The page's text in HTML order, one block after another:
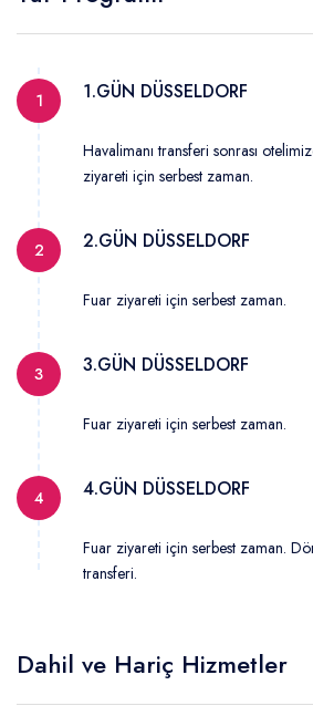
Mavi Yolculuk
1 1.GÜN DÜSSELDORF
Havalimanı transferi sonrası
ziyareti için serbest zaman.
2 2.GÜN DÜSSELDORF
Fuar ziyareti için serbest zaman.
3 3.GÜN DÜSSELDORF
Fuar ziyareti için serbest zaman.
4 4.GÜN DÜSSELDORF
Fuar ziyareti için serbest zaman.
transferi.
Dahil ve Hariç Hizmetler